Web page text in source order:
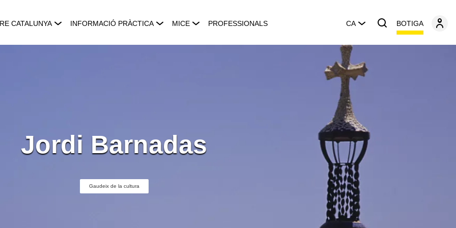
CATALUNYA INFORMACIÓ PRÀCTICA MICE PROFESSIONALS CA BOTIGA
Jordi Barnadas
Gaudeix de la cultura